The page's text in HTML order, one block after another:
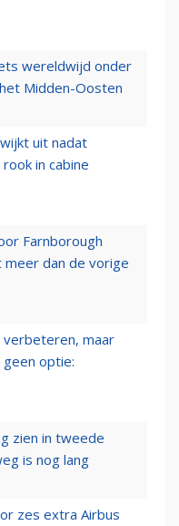
wereldwijd onder
Midden-Oosten
uit nadat
in cabine
Farnborough
meer dan de vorige
maar
optie:
zien in tweede
is nog lang
zes extra Airbus